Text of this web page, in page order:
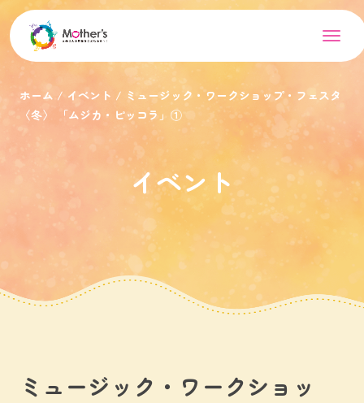
ホーム イベント
ミュージック・ワークショップ・フェスタ
〈冬〉 「ムジカ・ピッコラ」①
イベント
ミュージック・ワークショッ